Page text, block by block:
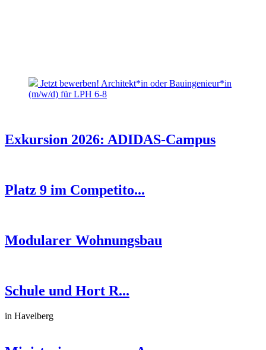
Jetzt bewerben! Architekt*in oder Bauingenieur*in
(m/w/d) für LPH 6-8
Exkursion 2026: ADIDAS-Campus
Platz 9 im Competito...
Modularer Wohnungsbau
Schule und Hort R...
in Havelberg